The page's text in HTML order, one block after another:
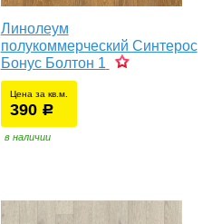
Линолеум
полукоммерческий Синтерос
Бонус Болтон 1
Цена за кв.м.
390 р
в наличии